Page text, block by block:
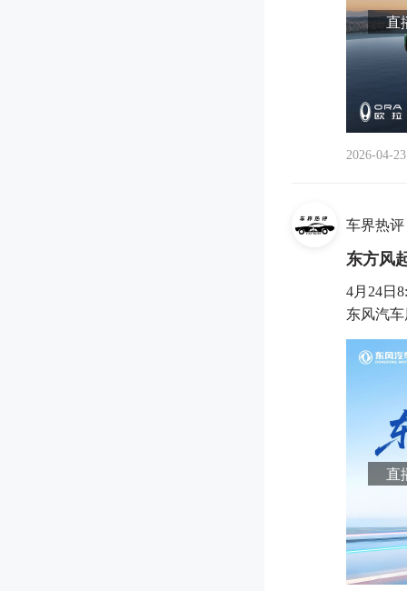
直
2026-04-23
车界热评
东方风
4月24日
东风汽
直